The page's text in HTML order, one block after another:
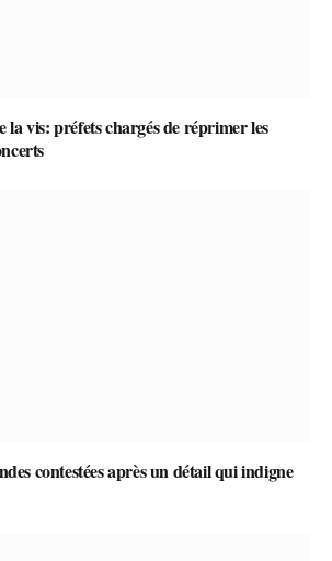
la vis: préfets chargés de réprimer les
contestées après un détail qui indigne